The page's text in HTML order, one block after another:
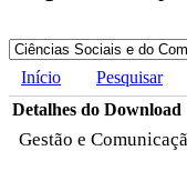
Início Pesquisar
Detalhes do Download
Gestão e